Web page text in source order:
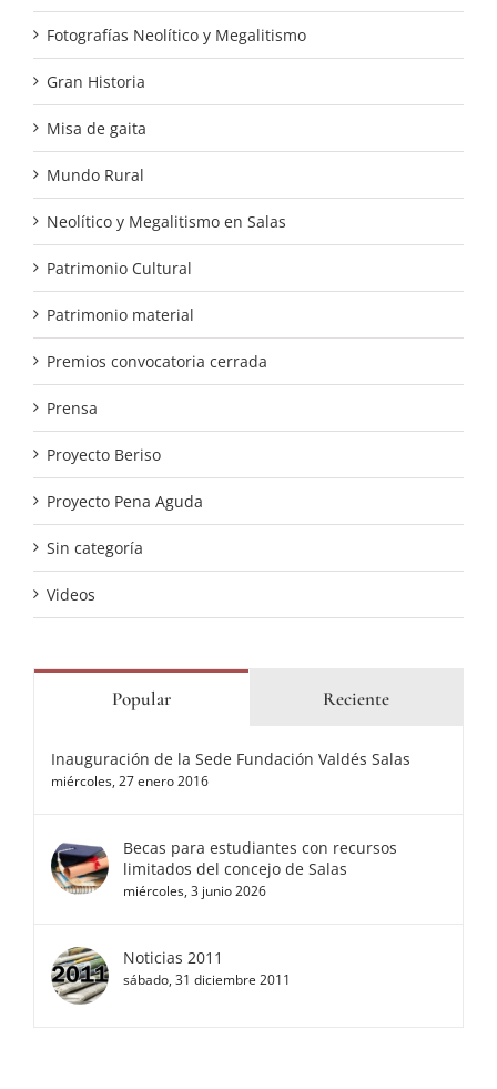
Fotografías Neolítico y Megalitismo
Gran Historia
Misa de gaita
Mundo Rural
Neolítico y Megalitismo en Salas
Patrimonio Cultural
Patrimonio material
Premios convocatoria cerrada
Prensa
Proyecto Beriso
Proyecto Pena Aguda
Sin categoría
Videos
Popular Reciente
Inauguración de la Sede Fundación Valdés Salas
miércoles, 27 enero 2016
Becas para estudiantes con recursos
limitados del concejo de Salas
miércoles, 3 junio 2026
Noticias 2011
sábado, 31 diciembre 2011